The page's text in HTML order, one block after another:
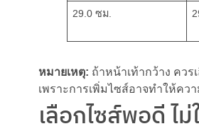
29.0 ซม.
หมายเหตุ: ถ้าหน้าเท้ากว้าง ควร
เพราะการเพิ่มไซส์อาจทำให้ค
เลือกไซส์พอดี ไ